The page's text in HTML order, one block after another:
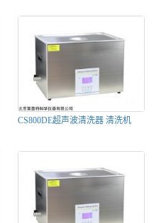
CS800DE超声波清洗器 清洗机